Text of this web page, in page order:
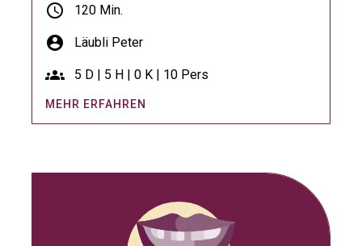
schedule 120 Min.
account_circle Läubli Peter
groups 5 D | 5 H | 0 K | 10 Pers
MEHR ERFAHREN